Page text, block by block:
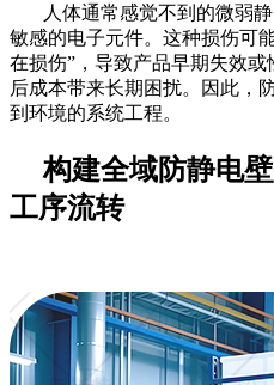
人体通常感觉不到的微弱
敏感的电子元件。这种损伤可
在损伤”，导致产品早期失效
后成本带来长期困扰。因此，
到环境的系统工程。
构建全域防静电
工序流转